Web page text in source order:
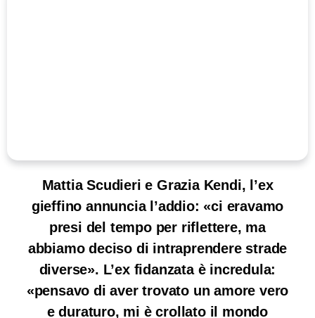
Mattia Scudieri e Grazia Kendi, l’ex
gieffino annuncia l’addio: «ci eravamo
presi del tempo per riflettere, ma
abbiamo deciso di intraprendere strade
diverse». L’ex fidanzata è incredula:
«pensavo di aver trovato un amore vero
e duraturo, mi è crollato il mondo